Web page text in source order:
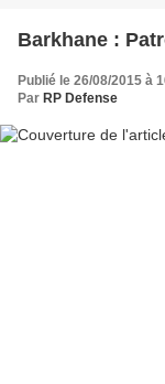
Barkhane :
Publié le 26/08/2015 à
Par RP Defense